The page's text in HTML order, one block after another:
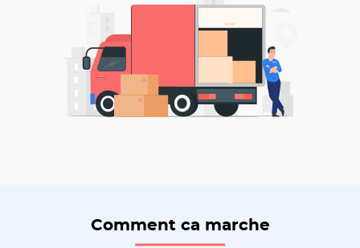
Comment ca marche